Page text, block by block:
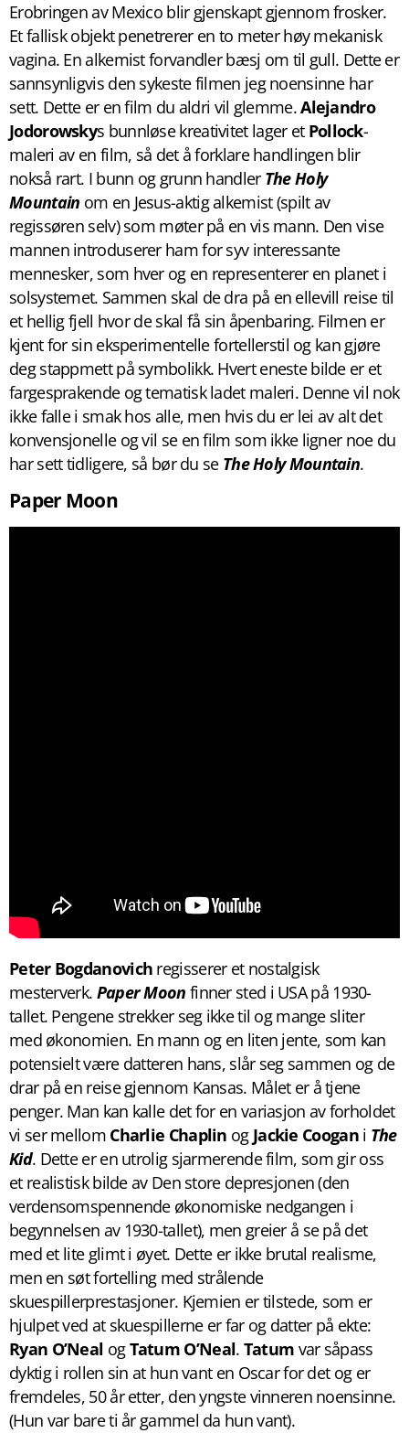
Erobringen av Mexico blir gjenskapt gjennom frosker.
Et fallisk objekt penetrerer en to meter høy mekanisk
vagina. En alkemist forvandler bæsj om til gull. Dette er
sannsynligvis den sykeste filmen jeg noensinne har
sett. Dette er en film du aldri vil glemme.Alejandro
Jodorowskys bunnløse kreativitet lager et Pollock-
maleri av en film, så det å forklare handlingen blir
nokså rart. I bunn og grunn handler The Holy
Mountain om en Jesus-aktig alkemist (spilt av
regissøren selv) som møter på en vis mann. Den vise
mannen introduserer ham for syv interessante
mennesker, som hver og en representerer en planet i
solsystemet. Sammen skal de dra på en ellevill reise til
et hellig fjell hvor de skal få sin åpenbaring. Filmen er
kjent for sin eksperimentelle fortellerstil og kan gjøre
deg stappmett på symbolikk. Hvert eneste bilde er et
fargesprakende og tematisk ladet maleri. Denne vil nok
ikke falle i smak hos alle, men hvis du er lei av alt det
konvensjonelle og vil se en film som ikke ligner noe du
har sett tidligere, så bør du se The Holy Mountain.
Paper Moon
Peter Bogdanovich regisserer et nostalgisk
mesterverk. Paper Moon finner sted i USA på 1930-
tallet. Pengene strekker seg ikke til og mange sliter
med økonomien. En mann og en liten jente, som kan
potensielt være datteren hans, slår seg sammen og de
drar på en reise gjennom Kansas. Målet er å tjene
penger. Man kan kalle det for en variasjon av forholdet
vi ser mellom Charlie Chaplin og Jackie Coogani The
Kid. Dette er en utrolig sjarmerende film, som gir oss
et realistisk bilde av Den store depresjonen (den
verdensomspennende økonomiske nedgangen i
begynnelsen av 1930-tallet), men greier å se på det
med et lite glimt i øyet. Dette er ikke brutal realisme,
men en søt fortelling med strålende
skuespillerprestasjoner. Kjemien er tilstede, som er
hjulpet ved at skuespillerne er far og datter på ekte:
Ryan O’Neal ogTatum O’Neal. Tatum var såpass
dyktig i rollen sin at hun vant en Oscar for det og er
fremdeles, 50 år etter, den yngste vinneren noensinne.
(Hun var bare ti år gammel da hun vant).